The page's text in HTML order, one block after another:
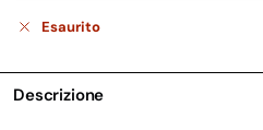
Esaurito
Descrizione